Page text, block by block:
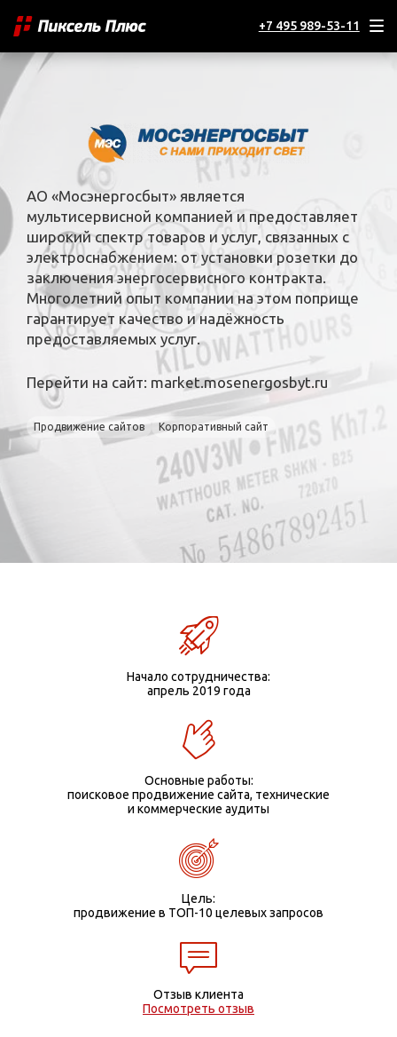
+7 495 989-53-11
АО «Мосэнергосбыт» является
мультисервисной компанией и предоставляет
широкий спектр товаров и услуг, связанных с
электроснабжением: от установки розетки до
заключения энергосервисного контракта.
Многолетний опыт компании на этом поприще
гарантирует качество и надёжность
предоставляемых услуг.
Перейти на сайт: market.mosenergosbyt.ru
Продвижение сайтов Корпоративный сайт
Начало сотрудничества:
апрель 2019 года
Основные работы:
поисковое продвижение сайта, технические
и коммерческие аудиты
Цель:
продвижение в ТОП-10 целевых запросов
Отзыв клиента
Посмотреть отзыв